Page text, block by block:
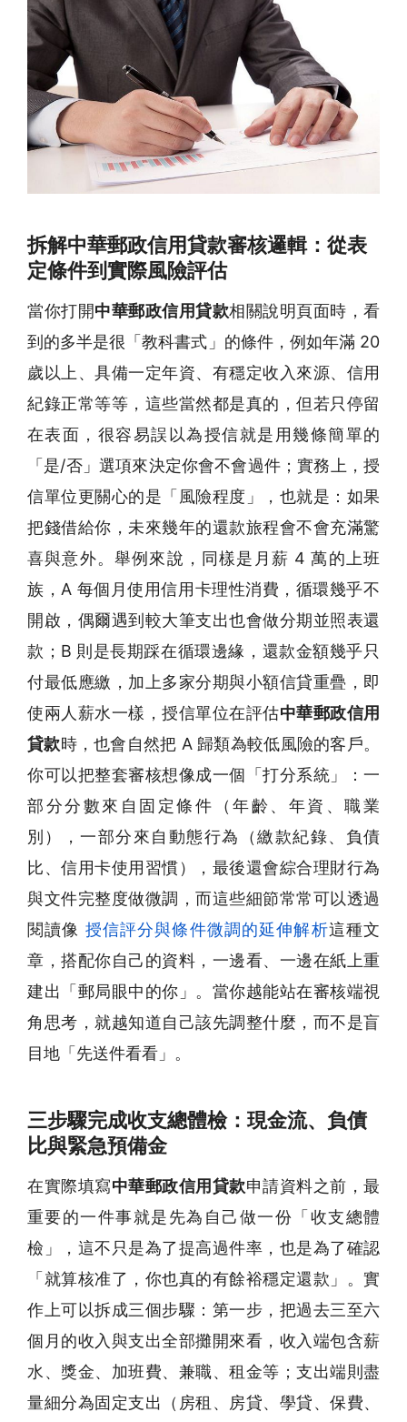
拆解中華郵政信用貸款審核邏輯：從表
定條件到實際風險評估
當你打開中華郵政信用貸款相關說明頁面時，看
到的多半是很「教科書式」的條件，例如年滿 20
歲以上、具備一定年資、有穩定收入來源、信用
紀錄正常等等，這些當然都是真的，但若只停留
在表面，很容易誤以為授信就是用幾條簡單的
「是/否」選項來決定你會不會過件；實務上，授
信單位更關心的是「風險程度」，也就是：如果
把錢借給你，未來幾年的還款旅程會不會充滿驚
喜與意外。舉例來說，同樣是月薪 4 萬的上班
族，A 每個月使用信用卡理性消費，循環幾乎不
開啟，偶爾遇到較大筆支出也會做分期並照表還
款；B 則是長期踩在循環邊緣，還款金額幾乎只
付最低應繳，加上多家分期與小額信貸重疊，即
使兩人薪水一樣，授信單位在評估中華郵政信用
貸款時，也會自然把 A 歸類為較低風險的客戶。
你可以把整套審核想像成一個「打分系統」：一
部分分數來自固定條件（年齡、年資、職業
別），一部分來自動態行為（繳款紀錄、負債
比、信用卡使用習慣），最後還會綜合理財行為
與文件完整度做微調，而這些細節常常可以透過
閱讀像 授信評分與條件微調的延伸解析這種文
章，搭配你自己的資料，一邊看、一邊在紙上重
建出「郵局眼中的你」。當你越能站在審核端視
角思考，就越知道自己該先調整什麼，而不是盲
目地「先送件看看」。
三步驟完成收支總體檢：現金流、負債
比與緊急預備金
在實際填寫中華郵政信用貸款申請資料之前，最
重要的一件事就是先為自己做一份「收支總體
檢」，這不只是為了提高過件率，也是為了確認
「就算核准了，你也真的有餘裕穩定還款」。實
作上可以拆成三個步驟：第一步，把過去三至六
個月的收入與支出全部攤開來看，收入端包含薪
水、獎金、加班費、兼職、租金等；支出端則盡
量細分為固定支出（房租、房貸、學貸、保費、